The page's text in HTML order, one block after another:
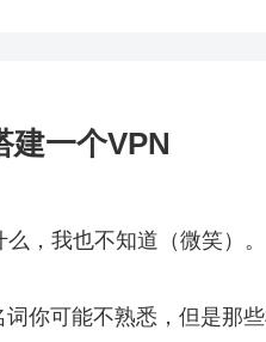
建一个VPN
，我也不知道（微笑）。
你可能不熟悉，但是那